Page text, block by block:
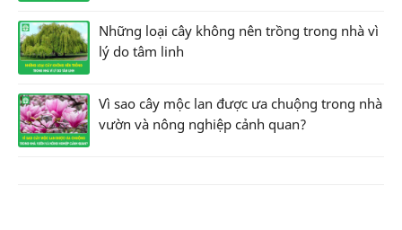
Những loại cây không nên trồng trong nhà vì
lý do tâm linh
Vì sao cây mộc lan được ưa chuộng trong nhà
vườn và nông nghiệp cảnh quan?